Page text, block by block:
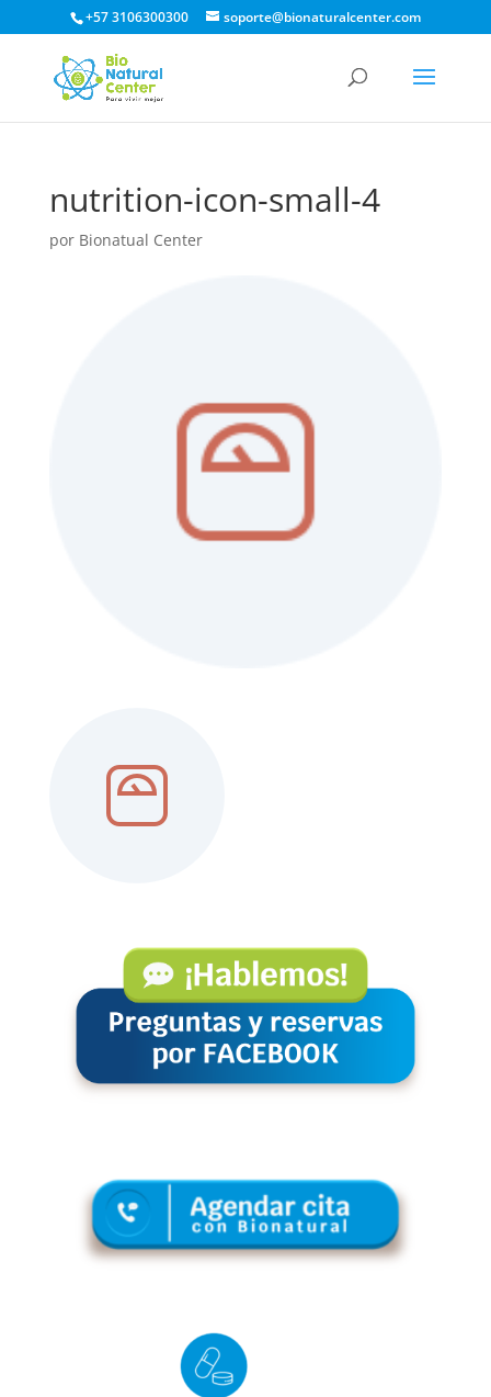
+57 3106300300 soporte@bionaturalcenter.com
nutrition-icon-small-4
por Bionatual Center